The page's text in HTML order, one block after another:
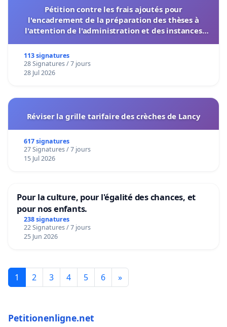
Pétition contre les frais ajoutés pour
l'encadrement de la préparation des thèses à
l'attention de l'administration et des instances
113 signatures
28 Signatures / 7 jours
28 Jul 2026
Réviser la grille tarifaire des crèches de Lancy
617 signatures
27 Signatures / 7 jours
15 Jul 2026
Pour la culture, pour l'égalité des chances, et
pour nos enfants.
238 signatures
22 Signatures / 7 jours
25 Jun 2026
1 2 3 4 5 6 »
Petitionenligne.net